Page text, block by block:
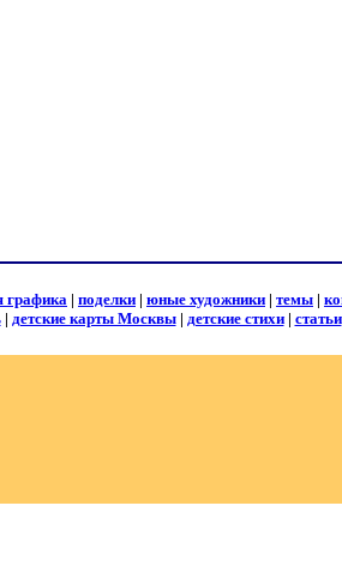
графика | поделки | юные художники | темы |
| детские карты Москвы| детские стихи| статьи